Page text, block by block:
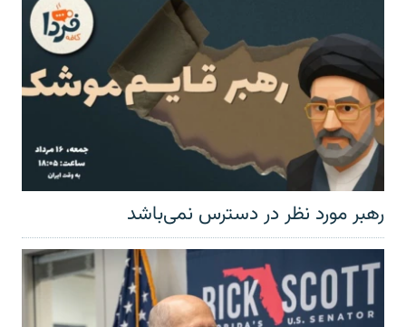
رهبر مورد نظر در دسترس نمی‌باشد